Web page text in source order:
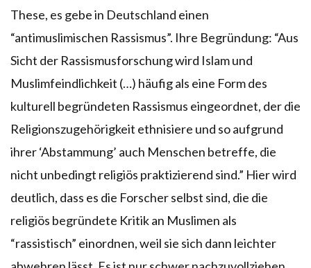
These, es gebe in Deutschland einen
“antimuslimischen Rassismus”. Ihre Begründung: “Aus
Sicht der Rassismusforschung wird Islam und
Muslimfeindlichkeit (…) häufig als eine Form des
kulturell begründeten Rassismus eingeordnet, der die
Religionszugehörigkeit ethnisiere und so aufgrund
ihrer ‘Abstammung’ auch Menschen betreffe, die
nicht unbedingt religiös praktizierend sind.” Hier wird
deutlich, dass es die Forscher selbst sind, die die
religiös begründete Kritik an Muslimen als
“rassistisch” einordnen, weil sie sich dann leichter